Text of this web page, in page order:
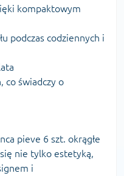
kompaktowym
podczas codziennych i
co świadczy o
pieve 6 szt. okrągłe
nie tylko estetyką,
i